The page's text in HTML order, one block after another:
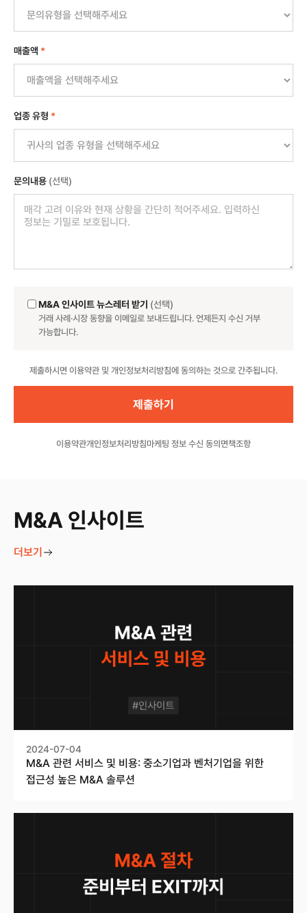
매출액 *
업종 유형 *
문의내용 (선택)
M&A 인사이트 뉴스레터 받기 (선택)
거래 사례·시장 동향을 이메일로 보내드립니다. 언제든지 수신 거부
가능합니다.
제출하시면 이용약관 및 개인정보처리방침에 동의하는 것으로 간주됩니다.
이용약관개인정보처리방침마케팅 정보 수신 동의면책조항
M&A 인사이트
더보기
2024-07-04
M&A 관련 서비스 및 비용: 중소기업과 벤처기업을 위한
접근성 높은 M&A 솔루션